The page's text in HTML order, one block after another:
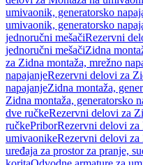
umivaonik, generatorsko
umivaonik, generatorsko
jednoručni mešačiRezervni
jednoručni mešačiZidna
za Zidna montaža, mrežno
napajanjeRezervni delovi za
napajanjeZidna montaža,
Zidna montaža, generatorsko
dve ručkeRezervni delovi za
ručkePriborRezervni delovi za
umivaonikeRezervni delovi za
uređaja za prostor za pranje,